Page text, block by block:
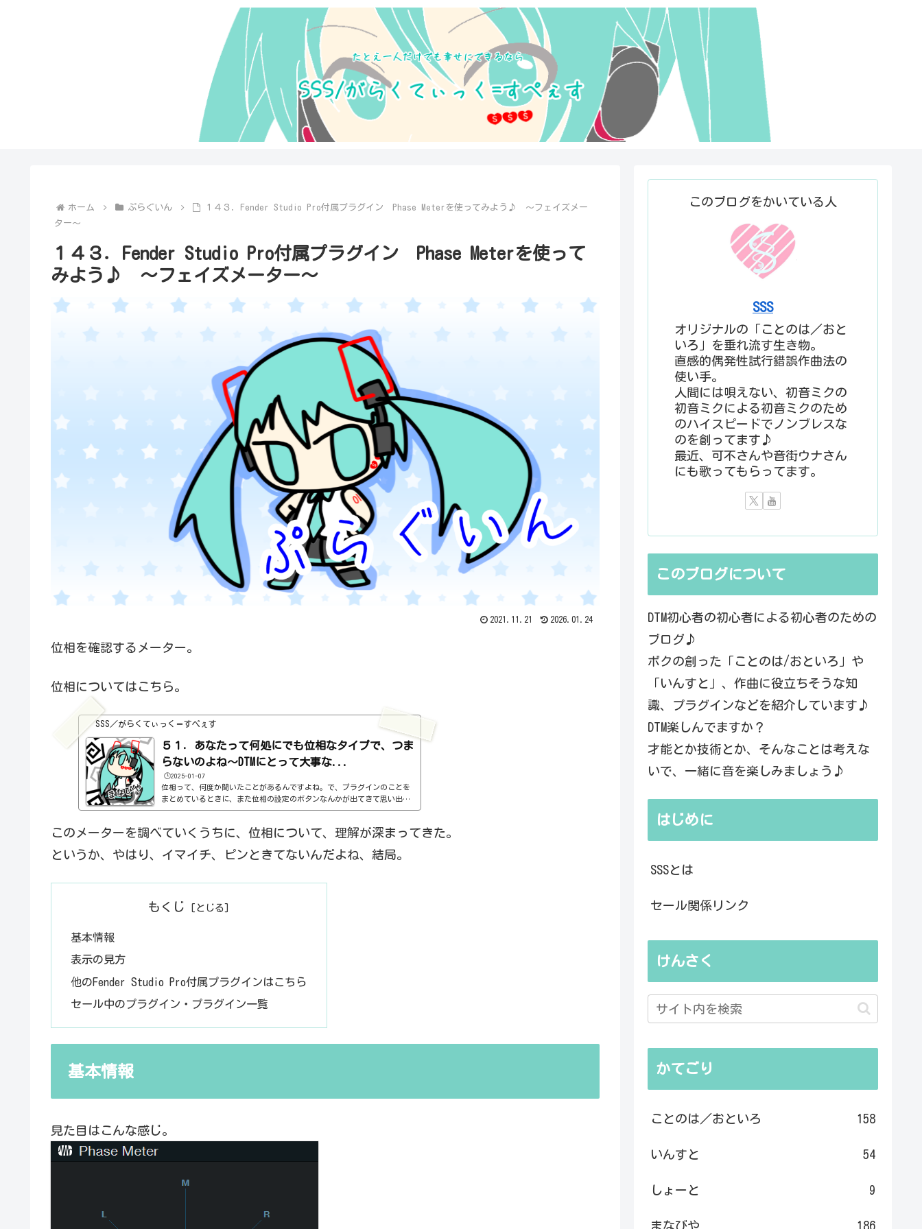
ホーム ぷらぐいん
１４３．Fender Studio Pro付属プラグイン Phase Meterを使ってみよう♪ ～フェイズメー
ター～
１４３．Fender Studio Pro付属プラグイン Phase Meterを使って
みよう♪ ～フェイズメーター～
2021.11.21 2026.01.24
位相を確認するメーター。
位相についてはこちら。
SSS／がらくてぃっく＝すぺぇす
５１．あなたって何処にでも位相なタイプで、つま
らないのよね～DTMにとって大事な...
🕒️2025-01-07
位相って、何度か聞いたことがあるんですよね。で、プラグインのことを
まとめているときに、また位相の設定のボタンなんかが出てきて思い出し
たので、改めて調べてみた。とりあえず、キックの音を流すので、聴いて
ps://youtu.be/BdyuDRJ-wzMさて、気づかれたでしょうか。ベースが追
というのは、波でできています。改めて言われなくても、知ってるわ、と
このメーターを調べていくうちに、位相について、理解が深まってきた。
というか、やはり、イマイチ、ピンときてないんだよね、結局。
もくじ
基本情報
表示の見方
他のFender Studio Pro付属プラグインはこちら
セール中のプラグイン・プラグイン一覧
基本情報
見た目はこんな感じ。
このブログをかいている人
SSS
オリジナルの「ことのは／おと
いろ」を垂れ流す生き物。
直感的偶発性試行錯誤作曲法の
使い手。
人間には唄えない、初音ミクの
初音ミクによる初音ミクのため
のハイスピードでノンブレスな
のを創ってます♪
最近、可不さんや音街ウナさん
にも歌ってもらってます。
このブログについて
DTM初心者の初心者による初心者のための
ブログ♪
ボクの創った「ことのは/おといろ」や
「いんすと」、作曲に役立ちそうな知
識、プラグインなどを紹介しています♪
DTM楽しんでますか？
才能とか技術とか、そんなことは考えな
いで、一緒に音を楽しみましょう♪
はじめに
SSSとは
セール関係リンク
けんさく
かてごり
ことのは／おといろ 158
いんすと 54
しょーと 9
まなびや 186